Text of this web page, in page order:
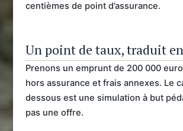
centièmes de point d’assurance.
Un point de taux, traduit
Prenons un emprunt de 200 000
hors assurance et frais annexes. Le
dessous est une simulation à but
pas une offre.